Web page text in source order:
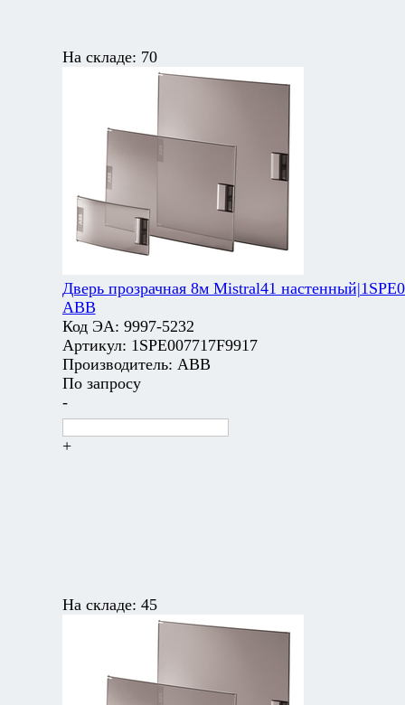
На складе: 70
Дверь прозрачная 8м Mistral41
ABB
Код ЭА: 9997-5232
Артикул: 1SPE007717F9917
Производитель: ABB
По запросу
-
+
На складе: 45